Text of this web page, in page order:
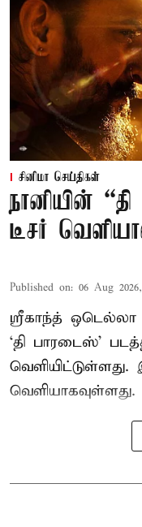
சினிமா செய்திகள்
நானியின்
டீசர்
Published on: 06 Aug
ஸ்ரீகாந்த் ஒடெல்லா
‘தி பாரடைஸ்’
வெளியாகவுள்ளது.